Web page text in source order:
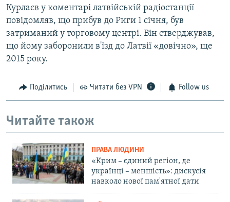
Курлаєв у коментарі латвійській радіостанції
повідомляв, що прибув до Риги 1 січня, був
затриманий у торговому центрі. Він стверджував,
що йому заборонили в'їзд до Латвії «довічно», ще
2015 року.
Поділитись Читати без VPN Follow us
Читайте також
ПРАВА ЛЮДИНИ
«Крим – єдиний регіон, де
українці – меншість»: дискусія
навколо нової пам'ятної дати